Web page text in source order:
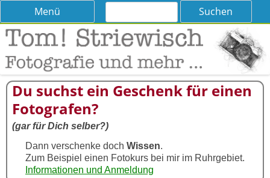
Tom! Striewisch – Fotografieren
lernen
Tipps und Tricks und Meinungen zur Fotografie
Menü
Skip
content
Suchen
Du suchst ein Geschenk für einen
Fotografen?
(gar für Dich selber?)
Dann verschenke doch Wissen.
Zum Beispiel einen Fotokurs bei mir im Ruhrgebiet.
Informationen und Anmeldung